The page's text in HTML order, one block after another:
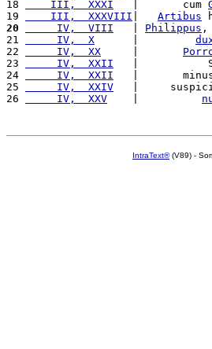
18
    III,  XXXI
   |       cum
19
    III,  XXXVIII
Artibus
20
     IV,  VIII
Philippus ,
21
     IV,  X
22
     IV,  XX
23
     IV,  XXII
|
24
     IV,  XXII
|
25
     IV,  XXIV
|
26
     IV,  XXV
IntraText®(V89) -